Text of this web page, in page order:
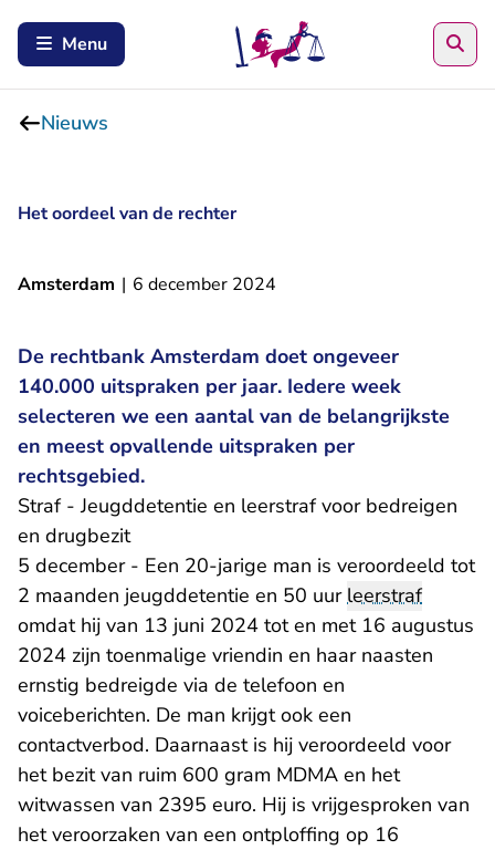
Menu
Nieuws
Het oordeel van de rechter
Amsterdam | 6 december 2024
De rechtbank Amsterdam doet ongeveer
140.000 uitspraken per jaar. Iedere week
selecteren we een aantal van de belangrijkste
en meest opvallende uitspraken per
rechtsgebied.
Straf - Jeugddetentie en leerstraf voor bedreigen
en drugbezit
5 december - Een 20-jarige man is veroordeeld tot
2 maanden jeugddetentie en 50 uurleerstraf
omdat hij van 13 juni 2024 tot en met 16 augustus
2024 zijn toenmalige vriendin en haar naasten
ernstig bedreigde via de telefoon en
voiceberichten. De man krijgt ook een
contactverbod. Daarnaast is hij veroordeeld voor
het bezit van ruim 600 gram MDMA en het
witwassen van 2395 euro. Hij is vrijgesproken van
het veroorzaken van een ontploffing op 16